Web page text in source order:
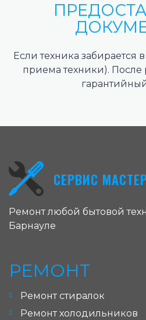
Если техника забирается
приема техники). После
СЕРВИС
Ремонт любой бытовой
Барнауле
РЕМОНТ
Ремонт стиралок
Ремонт холодильников